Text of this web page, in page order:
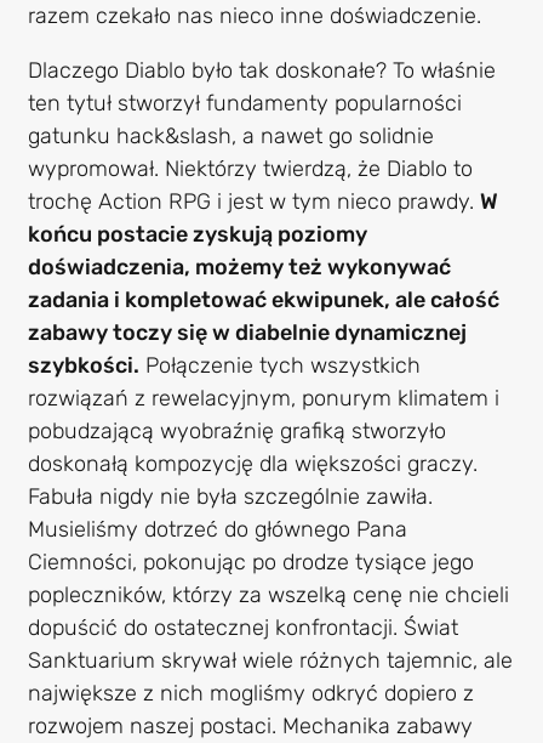
razem czekało nas nieco inne doświadczenie.
Dlaczego Diablo było tak doskonałe? To właśnie
ten tytuł stworzył fundamenty popularności
gatunku hack&slash, a nawet go solidnie
wypromował. Niektórzy twierdzą, że Diablo to
trochę Action RPG i jest w tym nieco prawdy. W
końcu postacie zyskują poziomy
doświadczenia, możemy też wykonywać
zadania i kompletować ekwipunek, ale całość
zabawy toczy się w diabelnie dynamicznej
szybkości. Połączenie tych wszystkich
rozwiązań z rewelacyjnym, ponurym klimatem i
pobudzającą wyobraźnię grafiką stworzyło
doskonałą kompozycję dla większości graczy.
Fabuła nigdy nie była szczególnie zawiła.
Musieliśmy dotrzeć do głównego Pana
Ciemności, pokonując po drodze tysiące jego
popleczników, którzy za wszelką cenę nie chcieli
dopuścić do ostatecznej konfrontacji. Świat
Sanktuarium skrywał wiele różnych tajemnic, ale
największe z nich mogliśmy odkryć dopiero z
rozwojem naszej postaci. Mechanika zabawy